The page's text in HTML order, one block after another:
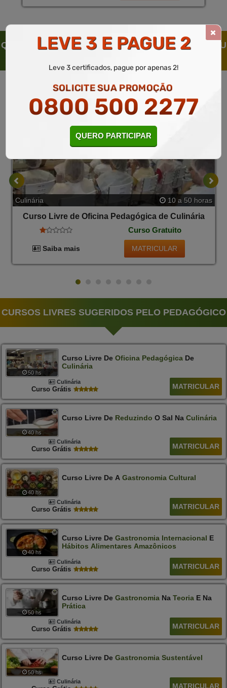
Experiência Enriquecedora e Divertida.
QUEM SOLICITOU ESTE CURSO LIVRE, SOLICITOU
Culinária 10 a 50 horas
Curso Livre de Oficina Pedagógica de Culinária
Curso Gratuito
Saiba mais MATRICULAR
CURSOS LIVRES SUGERIDOS PELO PEDAGÓGICO
50 hs
Curso Livre De Oficina PedagógicaDe
Culinária
Culinária
Curso Grátis MATRICULAR
40 hs
Curso Livre De Reduzindo O Sal Na Culinária
Culinária
Curso Grátis MATRICULAR
40 hs
Curso Livre De A Gastronomia Cultural
Culinária
Curso Grátis MATRICULAR
40 hs
Curso Livre De Gastronomia Internacional E
Hábitos Alimentares Amazônicos
Culinária
Curso Grátis MATRICULAR
50 hs
Curso Livre De GastronomiaNa TeoriaE Na
Prática
Culinária
Curso Grátis MATRICULAR
50 hs
Curso Livre De Gastronomia Sustentável
Culinária
MATRICULAR
LEVE 3 E PAGUE 2
Leve 3 certificados, pague por apenas 2!
SOLICITE SUA PROMOÇÃO
0800 500 2277
QUERO PARTICIPAR